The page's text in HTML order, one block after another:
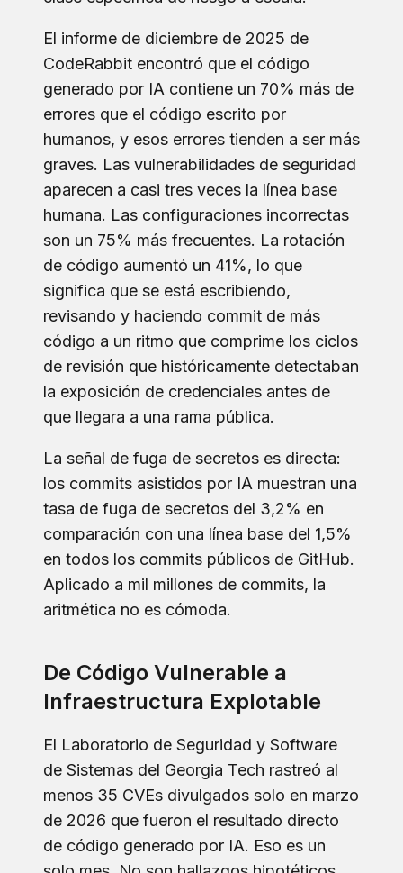
El informe de diciembre de 2025 de
CodeRabbit encontró que el código
generado por IA contiene un 70% más de
errores que el código escrito por
humanos, y esos errores tienden a ser más
graves. Las vulnerabilidades de seguridad
aparecen a casi tres veces la línea base
humana. Las configuraciones incorrectas
son un 75% más frecuentes. La rotación
de código aumentó un 41%, lo que
significa que se está escribiendo,
revisando y haciendo commit de más
código a un ritmo que comprime los ciclos
de revisión que históricamente detectaban
la exposición de credenciales antes de
que llegara a una rama pública.
La señal de fuga de secretos es directa:
los commits asistidos por IA muestran una
tasa de fuga de secretos del 3,2% en
comparación con una línea base del 1,5%
en todos los commits públicos de GitHub.
Aplicado a mil millones de commits, la
aritmética no es cómoda.
De Código Vulnerable a
Infraestructura Explotable
El Laboratorio de Seguridad y Software
de Sistemas del Georgia Tech rastreó al
menos 35 CVEs divulgados solo en marzo
de 2026 que fueron el resultado directo
de código generado por IA. Eso es un